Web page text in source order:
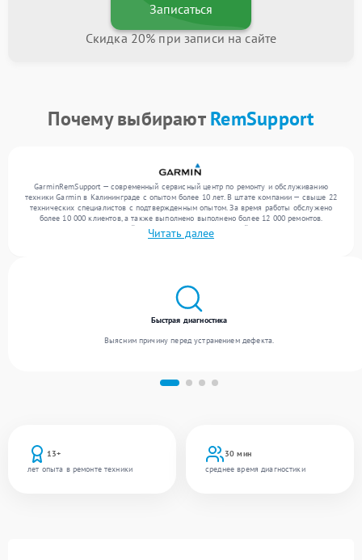
Записаться
Скидка 20% при записи на сайте
Почему выбираютRemSupport
GarminRemSupport — современный сервисный центр по ремонту и обслуживанию
техники Garmin в Калининграде с опытом более 10 лет. В штате компании — свыше 22
технических специалистов с подтвержденным опытом. За время работы обслужено
более 10 000 клиентов, а также выполнено выполнено более 12 000 ремонтов.
Ежемесячно в сервисный центр поступает от 300 устройств, включая , , . Мы
выполняем ремонт различного уровня сложности и поддерживаем высокий стандарт
Читать далее
13+
лет опыта в ремонте техники
30 мин
среднее время диагностики
Быстрая диагностика
Выясним причину перед устранением дефекта.